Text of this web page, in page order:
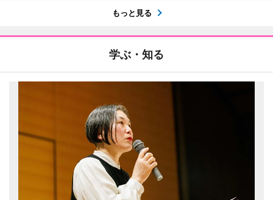
もっと見る
学ぶ・知る